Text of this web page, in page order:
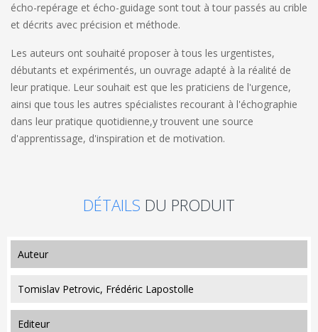
écho-repérage et écho-guidage sont tout à tour passés au crible
et décrits avec précision et méthode.
Les auteurs ont souhaité proposer à tous les urgentistes,
débutants et expérimentés, un ouvrage adapté à la réalité de
leur pratique. Leur souhait est que les praticiens de l'urgence,
ainsi que tous les autres spécialistes recourant à l'échographie
dans leur pratique quotidienne,y trouvent une source
d'apprentissage, d'inspiration et de motivation.
DÉTAILS DU PRODUIT
auteur
Tomislav Petrovic, Frédéric Lapostolle
editeur